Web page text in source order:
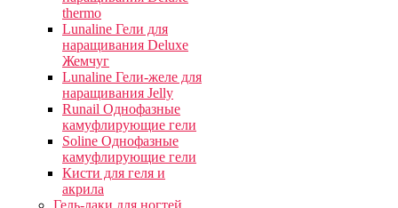
thermo
Lunaline Гели для
наращивания Deluxe
Жемчуг
Lunaline Гели-желе для
наращивания Jelly
Runail Однофазные
камуфлирующие гели
Soline Однофазные
камуфлирующие гели
Кисти для геля и
акрила